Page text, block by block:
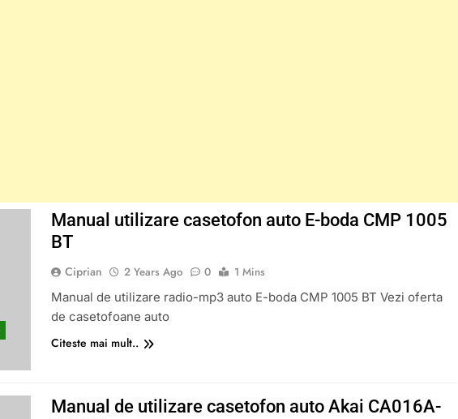
Manual utilizare casetofon auto E-boda CMP 1005
BT
Ciprian 2 Years Ago 0
1 Mins
Manual de utilizare radio-mp3 auto E-boda CMP 1005 BT Vezi oferta
de casetofoane auto
Citeste mai mult..
Manual de utilizare casetofon auto Akai CA016A-